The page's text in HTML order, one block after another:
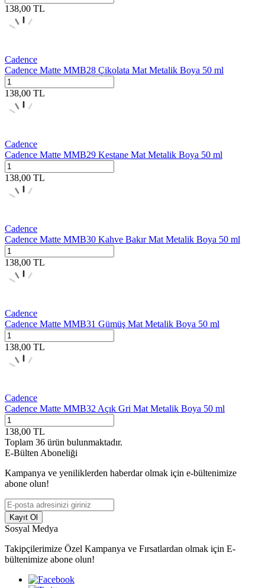
138,00 TL
Cadence
Cadence Matte MMB28 Çikolata Mat Metalik Boya 50 ml
138,00 TL
Cadence
Cadence Matte MMB29 Kestane Mat Metalik Boya 50 ml
138,00 TL
Cadence
Cadence Matte MMB30 Kahve Bakır Mat Metalik Boya 50 ml
138,00 TL
Cadence
Cadence Matte MMB31 Gümüş Mat Metalik Boya 50 ml
138,00 TL
Cadence
Cadence Matte MMB32 Açık Gri Mat Metalik Boya 50 ml
138,00 TL
Toplam 36 ürün bulunmaktadır.
E-Bülten Aboneliği
Kampanya ve yeniliklerden haberdar olmak için e-bültenimize
abone olun!
Kayıt Ol
Sosyal Medya
Takipçilerimize Özel Kampanya ve Fırsatlardan olmak için E-
bültenimize abone olun!